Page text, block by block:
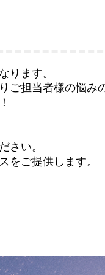
ります。
ご担当者様の悩み
さい。
をご提供します。